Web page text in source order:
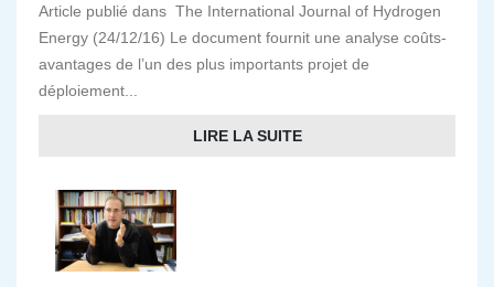
Article publié dans The International Journal of Hydrogen
Energy (24/12/16) Le document fournit une analyse coûts-
avantages de l’un des plus importants projet de
déploiement...
LIRE LA SUITE